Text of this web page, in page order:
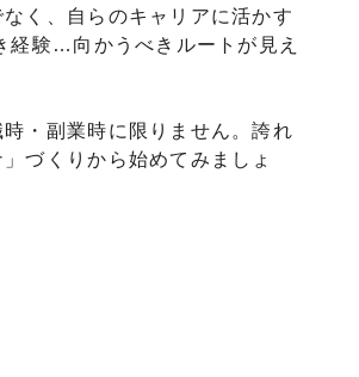
く、自らのキャリアに活かす
経験…向かうべきルートが見え
・副業時に限りません。誇れ
づくりから始めてみましょ